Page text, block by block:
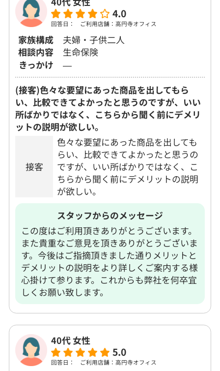
4.0
回答日： ご利用店舗：高円寺オフィス
家族構成
夫婦・子供二人
相談内容
生命保険
きっかけ
―
(接客)色々な要望にあった商品を出してもら
い、比較できてよかったと思うのですが、いい
所ばかりではなく、こちらから聞く前にデメリ
ットの説明が欲しい。
接客
色々な要望にあった商品を出しても
らい、比較できてよかったと思うの
ですが、いい所ばかりではなく、こ
ちらから聞く前にデメリットの説明
が欲しい。
スタッフからのメッセージ
この度はご利用頂きありがとうございます。
また貴重なご意見を頂きありがとうございま
す。今後はご指摘頂きました通りメリットと
デメリットの説明をより詳しくご案内する様
心掛けて参ります。これからも弊社を何卒宜
しくお願い致します。
40代 女性
5.0
回答日： ご利用店舗：高円寺オフィス